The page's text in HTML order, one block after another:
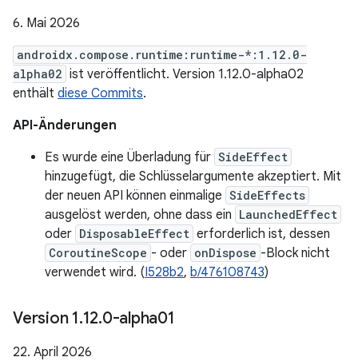
6. Mai 2026
androidx.compose.runtime:runtime-*:1.12.0-
alpha02 ist veröffentlicht. Version 1.12.0-alpha02
enthält diese Commits.
API-Änderungen
Es wurde eine Überladung für SideEffect
hinzugefügt, die Schlüsselargumente akzeptiert. Mit
der neuen API können einmalige SideEffects
ausgelöst werden, ohne dass ein LaunchedEffect
oder DisposableEffect erforderlich ist, dessen
CoroutineScope - oder onDispose -Block nicht
verwendet wird. (I528b2, b/476108743)
Version 1.12.0-alpha01
22. April 2026